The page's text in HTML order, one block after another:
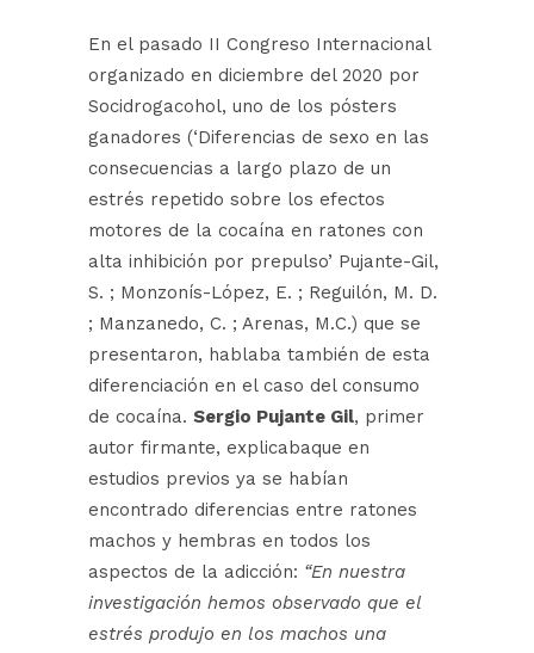
En el pasado II Congreso Internacional
organizado en diciembre del 2020 por
Socidrogacohol, uno de los pósters
ganadores (‘Diferencias de sexo en las
consecuencias a largo plazo de un
estrés repetido sobre los efectos
motores de la cocaína en ratones con
alta inhibición por prepulso’ Pujante-Gil,
S. ; Monzonís-López, E. ; Reguilón, M. D.
; Manzanedo, C. ; Arenas, M.C.) que se
presentaron, hablaba también de esta
diferenciación en el caso del consumo
de cocaína. Sergio Pujante Gil, primer
autor firmante, explicabaque en
estudios previos ya se habían
encontrado diferencias entre ratones
machos y hembras en todos los
aspectos de la adicción: “En nuestra
investigación hemos observado que el
estrés produjo en los machos una